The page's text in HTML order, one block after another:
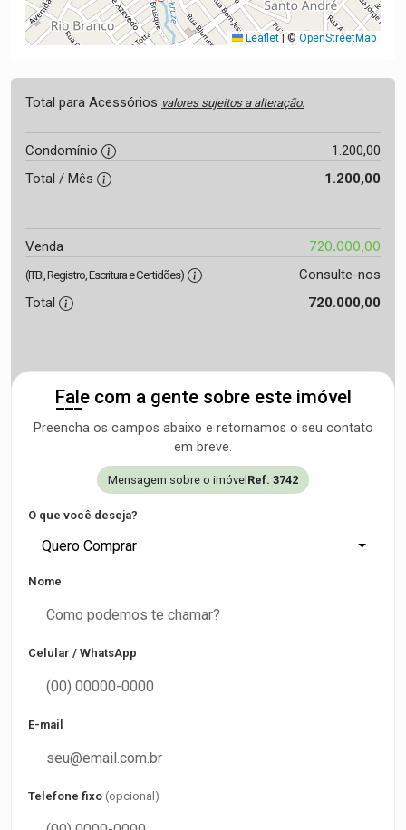
Leaflet |© OpenStreetMap
Total para Acessórios valores sujeitos a alteração.
Condomínio
1.200,00
Total / Mês
1.200,00
Venda 720.000,00
(ITBI, Registro, Escritura e Certidões)
Consulte-nos
Total
720.000,00
Fale com a gente sobre este imóvel
Preencha os campos abaixo e retornamos o seu contato
em breve.
Mensagem sobre o imóvel Ref. 3742
O que você deseja?
Quero Comprar
Nome
Celular / WhatsApp
E-mail
Telefone fixo (opcional)